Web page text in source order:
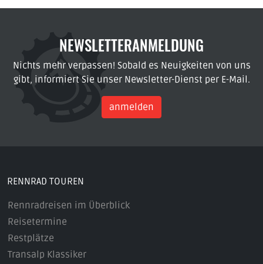
NEWSLETTERANMELDUNG
Nichts mehr verpassen! Sobald es Neuigkeiten von uns
gibt, informiert Sie unser Newsletter-Dienst per E-Mail.
anmelden
RENNRAD TOUREN
Rennradreisen im Überblick
Reisetermine
Restplätze
Transalp Klassiker